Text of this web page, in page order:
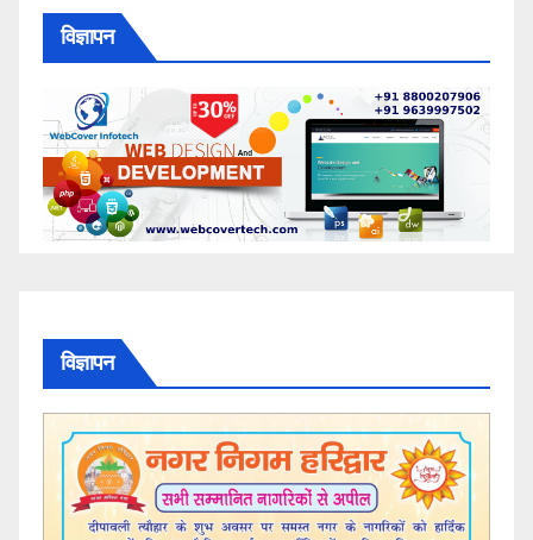
विज्ञापन
विज्ञापन